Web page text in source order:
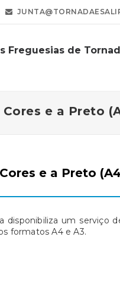
Freguesias de
e a Preto
e a Preto
disponibiliza um serviço
formatos A4 e A3.